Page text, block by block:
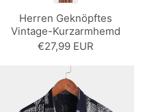
Herren Geknöpftes
Vintage-Kurzarmhemd
€27,99 EUR